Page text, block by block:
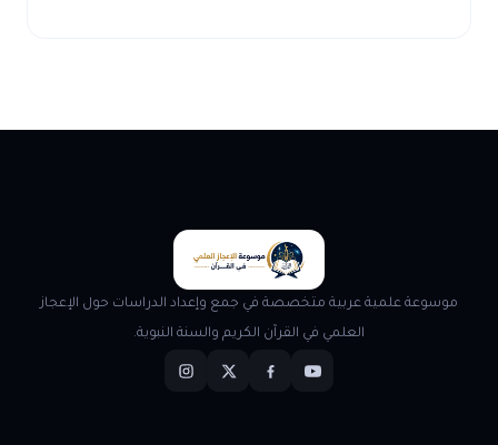
موسوعة علمية عربية متخصصة في جمع وإعداد الدراسات حول الإعجاز
العلمي في القرآن الكريم والسنة النبوية.